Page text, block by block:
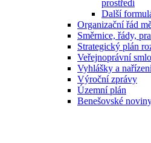
prostředí
Další
Organizační řád
Směrnice, řády,
Strategický plán
Veřejnoprávní
Vyhlášky a
Výroční zprávy
Územní plán
Benešovské